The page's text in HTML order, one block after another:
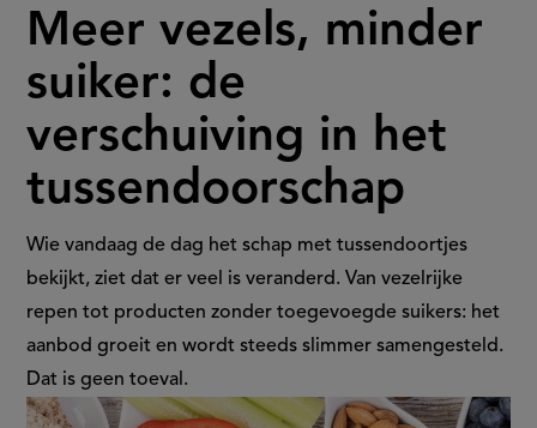
vezels,
minder
suiker:
de
verschuiving
in
het
tussendoorschap
Meer vezels, minder
suiker: de
verschuiving in het
tussendoorschap
Wie vandaag de dag het schap met tussendoortjes
bekijkt, ziet dat er veel is veranderd. Van vezelrijke
repen tot producten zonder toegevoegde suikers: het
aanbod groeit en wordt steeds slimmer samengesteld.
Dat is geen toeval.